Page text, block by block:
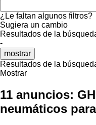
¿Le faltan algunos filtros?
Sugiera un cambio
Resultados de la
-
mostrar
Resultados de la
Mostrar
11 anuncios:
neumáticos